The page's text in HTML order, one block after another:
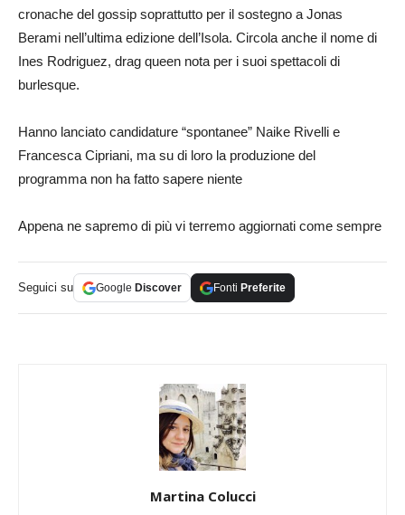
cronache del gossip soprattutto per il sostegno a Jonas
Berami nell’ultima edizione dell’Isola. Circola anche il nome di
Ines Rodriguez, drag queen nota per i suoi spettacoli di
burlesque.
Hanno lanciato candidature “spontanee” Naike Rivelli e
Francesca Cipriani, ma su di loro la produzione del
programma non ha fatto sapere niente
Appena ne sapremo di più vi terremo aggiornati come sempre
Seguici su Google Discover Fonti Preferite
Martina Colucci